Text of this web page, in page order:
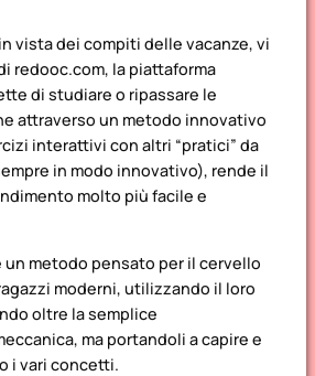
vista dei compiti delle vacanze, vi
redooc.com, la piattaforma
di studiare o ripassare le
attraverso un metodo innovativo
interattivi con altri “pratici” da
in modo innovativo), rende il
molto più facile e
un metodo pensato per il cervello
moderni, utilizzando il loro
oltre la semplice
ma portandoli a capire e
i vari concetti.